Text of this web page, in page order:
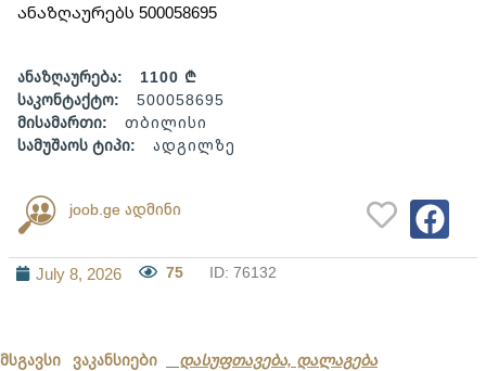
ანაზღაურებს 500058695
ანაზღაურება:
1100 ₾
საკონტაქტო:
500058695
მისამართი:
თბილისი
სამუშაოს ტიპი:
ადგილზე
joob.ge ადმინი
July 8, 2026 75 ID: 76132
მსგავსი ვაკანსიები დასუფთავება, დალაგება